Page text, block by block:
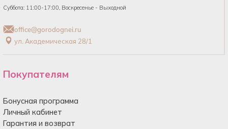
Суббота: 11:00-17:00, Воскресенье - Выходной
office@gorodognei.ru
ул. Академическая 28/1
Покупателям
Бонусная программа
Личный кабинет
Гарантия и возврат